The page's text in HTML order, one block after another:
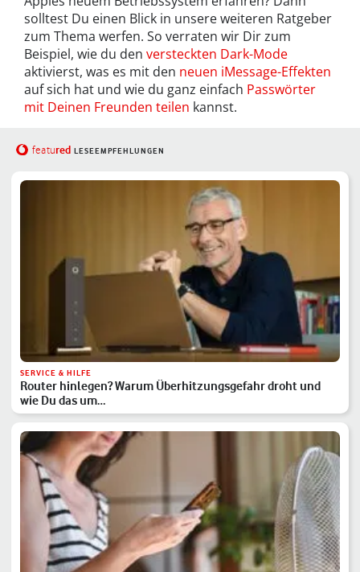
solltest Du einen Blick in unsere weiteren Ratgeber
zum Thema werfen. So verraten wir Dir zum
Beispiel, wie du den versteckten Dark-Mode
aktivierst, was es mit den neuen iMessage-Effekten
auf sich hat und wie du ganz einfach Passwörter
mit Deinen Freunden teilen kannst.
featured LESEEMPFEHLUNGEN
SERVICE & HILFE
Router hinlegen? Warum Überhitzungsgefahr droht und
wie Du das um…